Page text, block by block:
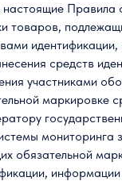
Правила
товаров,
идентификации,
средств
участниками
маркировке
мониторинга
обязательной